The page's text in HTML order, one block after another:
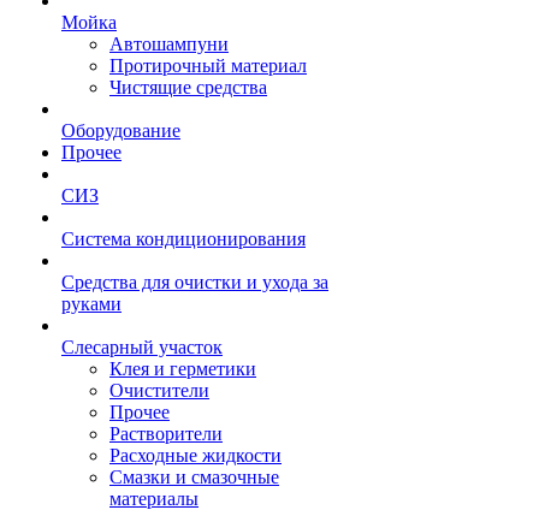
Мойка
Автошампуни
Протирочный материал
Чистящие средства
Оборудование
Прочее
СИЗ
Система кондиционирования
Средства для очистки и ухода за
руками
Слесарный участок
Клея и герметики
Очистители
Прочее
Растворители
Расходные жидкости
Смазки и смазочные
материалы